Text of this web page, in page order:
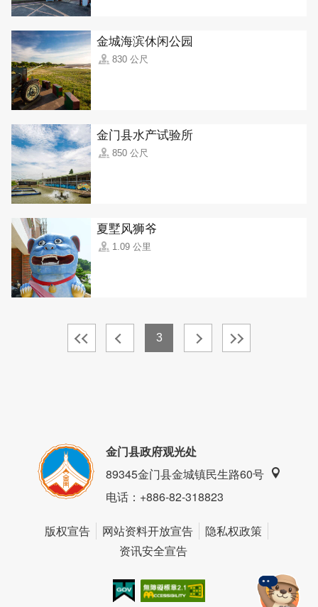
金城海滨休闲公园
830 公尺
金门县水产试验所
850 公尺
夏墅风狮爷
1.09 公里
3
金门县政府观光处
89345金门县金城镇民生路60号
电话：+886-82-318823
版权宣告 网站资料开放宣告
隐私权政策
资讯安全宣告